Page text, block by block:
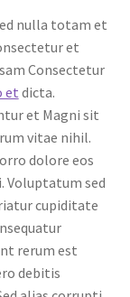
nulla totam et
et
Consectetur
et dicta.
et Magni sit
vitae nihil.
dolore eos
Voluptatum sed
cupiditate
rerum est
debitis